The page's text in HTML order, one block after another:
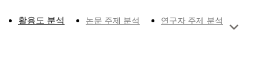
활용도 분석 논문 주제 분석 연구자 주제 분석